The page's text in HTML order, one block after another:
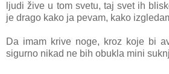
ljudi žive u tom svetu, taj svet ih
je drago kako ja pevam, kako
Da imam krive noge, kroz koje bi
sigurno nikad ne bih obukla mini